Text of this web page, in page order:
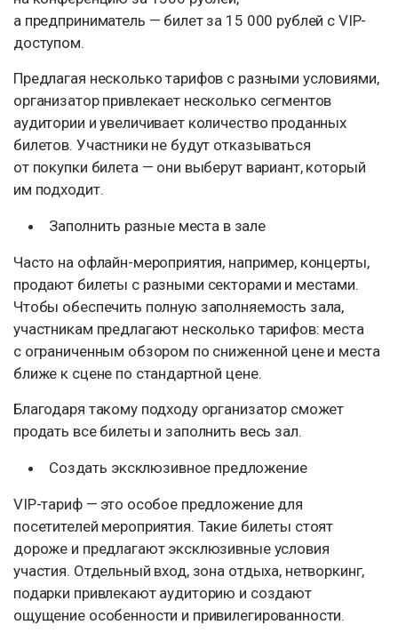
а предприниматель — билет за 15 000 рублей с VIP-
доступом.
Предлагая несколько тарифов с разными условиями,
организатор привлекает несколько сегментов
аудитории и увеличивает количество проданных
билетов. Участники не будут отказываться
от покупки билета — они выберут вариант, который
им подходит.
Заполнить разные места в зале
Часто на офлайн-мероприятия, например, концерты,
продают билеты с разными секторами и местами.
Чтобы обеспечить полную заполняемость зала,
участникам предлагают несколько тарифов: места
с ограниченным обзором по сниженной цене и места
ближе к сцене по стандартной цене.
Благодаря такому подходу организатор сможет
продать все билеты и заполнить весь зал.
Создать эксклюзивное предложение
VIP-тариф — это особое предложение для
посетителей мероприятия. Такие билеты стоят
дороже и предлагают эксклюзивные условия
участия. Отдельный вход, зона отдыха, нетворкинг,
подарки привлекают аудиторию и создают
ощущение особенности и привилегированности.